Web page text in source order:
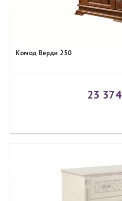
Комод Верди 250
23 374